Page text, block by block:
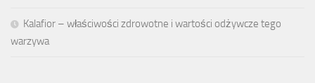
Kalafior – właściwości zdrowotne i wartości odżywcze tego
warzywa